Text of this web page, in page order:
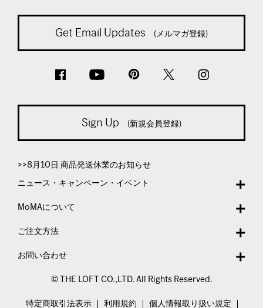
Get Email Updates (メルマガ登録)
Sign Up (新規会員登録)
>>8月10日 商品発送休業のお知らせ
ニュース・キャンペーン・イベント
MoMAについて
ご注文方法
お問い合わせ
© THE LOFT CO.,LTD. All Rights Reserved.
特定商取引法表示 利用規約 個人情報取り扱い規定